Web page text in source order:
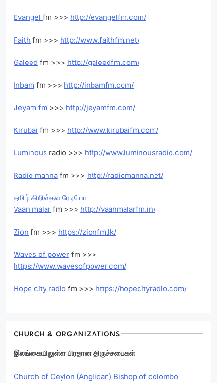
Evangel fm >>> http://evangelfm.com/
Faith fm >>> http://www.faithfm.net/
Galeed fm >>> http://galeedfm.com/
Inbam fm >>> http://inbamfm.com/
Jeyam fm >>> http://jeyamfm.com/
Kirubai fm >>> http://www.kirubaifm.com/
Luminous radio >>> http://www.luminousradio.com/
Radio manna fm >>> http://radiomanna.net/
தமிழ் கிறிஸ்தவ ரேடியோ
Vaan malar fm >>> http://vaanmalarfm.in/
Zion fm >>> https://zionfm.lk/
Waves of power fm >>>
https://www.wavesofpower.com/
Hope city radio fm >>> https://hopecityradio.com/
CHURCH & ORGANIZATIONS
இலங்கையிலுள்ள பிரதான திருச்சபைகள்
Church of Ceylon (Anglican) Bishop of colombo